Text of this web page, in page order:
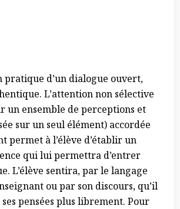
pratique d’un dialogue ouvert,
L’attention non sélective
un ensemble de perceptions et
sur un seul élément) accordée
permet à l’élève d’établir un
qui lui permettra d’entrer
L’élève sentira, par le langage
ou par son discours, qu’il
pensées plus librement. Pour